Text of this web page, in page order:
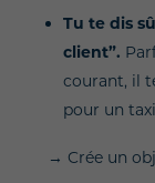
Tu te dis
client”.
courant, il
pour un
→ Crée un